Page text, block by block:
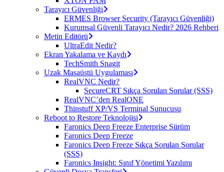
Tarayıcı Güvenliği
ERMES Browser Security (Tarayıcı Güvenliği)
Kurumsal Güvenli Tarayıcı Nedir? 2026 Rehberi
Metin Editörü
UltraEdit Nedir?
Ekran Yakalama ve Kaydı
TechSmith Snagit
Uzak Masaüstü Uygulaması
RealVNC Nedir?
SecureCRT Sıkça Sorulan Sorular (SSS)
RealVNC’den RealONE
Thinstuff XP/VS Terminal Sunucusu
Reboot to Restore Teknolojisi
Faronics Deep Freeze Enterprise Sürüm
Faronics Deep Freeze
Faronics Deep Freeze Sıkça Sorulan Sorular
(SSS)
Faronics Insight: Sınıf Yönetimi Yazılımı